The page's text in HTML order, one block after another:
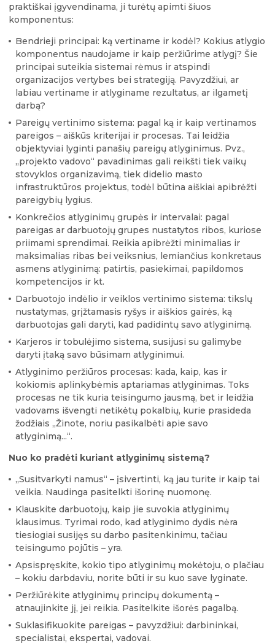
praktiškai įgyvendinama, ji turėtų apimti šiuos
komponentus:
Bendrieji principai: ką vertiname ir kodėl? Kokius atlygio
komponentus naudojame ir kaip peržiūrime atlygį? Šie
principai suteikia sistemai rėmus ir atspindi
organizacijos vertybes bei strategiją. Pavyzdžiui, ar
labiau vertiname ir atlyginame rezultatus, ar ilgametį
darbą?
Pareigų vertinimo sistema: pagal ką ir kaip vertinamos
pareigos – aiškūs kriterijai ir procesas. Tai leidžia
objektyviai lyginti panašių pareigų atlyginimus. Pvz.,
„projekto vadovo“ pavadinimas gali reikšti tiek vaikų
stovyklos organizavimą, tiek didelio masto
infrastruktūros projektus, todėl būtina aiškiai apibrėžti
pareigybių lygius.
Konkrečios atlyginimų grupės ir intervalai: pagal
pareigas ar darbuotojų grupes nustatytos ribos, kuriose
priimami sprendimai. Reikia apibrėžti minimalias ir
maksimalias ribas bei veiksnius, lemiančius konkretaus
asmens atlyginimą: patirtis, pasiekimai, papildomos
kompetencijos ir kt.
Darbuotojo indėlio ir veiklos vertinimo sistema: tikslų
nustatymas, grįžtamasis ryšys ir aiškios gairės, ką
darbuotojas gali daryti, kad padidintų savo atlyginimą.
Karjeros ir tobulėjimo sistema, susijusi su galimybe
daryti įtaką savo būsimam atlyginimui.
Atlyginimo peržiūros procesas: kada, kaip, kas ir
kokiomis aplinkybėmis aptariamas atlyginimas. Toks
procesas ne tik kuria teisingumo jausmą, bet ir leidžia
vadovams išvengti netikėtų pokalbių, kurie prasideda
žodžiais „Žinote, noriu pasikalbėti apie savo
atlyginimą...“.
Nuo ko pradėti kuriant atlyginimų sistemą?
„Susitvarkyti namus“ – įsivertinti, ką jau turite ir kaip tai
veikia. Naudinga pasitelkti išorinę nuomonę.
Klauskite darbuotojų, kaip jie suvokia atlyginimų
klausimus. Tyrimai rodo, kad atlyginimo dydis nėra
tiesiogiai susijęs su darbo pasitenkinimu, tačiau
teisingumo pojūtis – yra.
Apsispręskite, kokio tipo atlyginimų mokėtoju, o plačiau
– kokiu darbdaviu, norite būti ir su kuo save lyginate.
Peržiūrėkite atlyginimų principų dokumentą –
atnaujinkite jį, jei reikia. Pasitelkite išorės pagalbą.
Suklasifikuokite pareigas – pavyzdžiui: darbininkai,
specialistai, ekspertai, vadovai.